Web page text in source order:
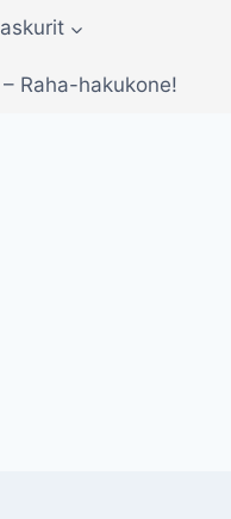
Raha-hakukone!